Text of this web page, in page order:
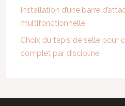
Installation d’une barre
multifonctionnelle
Choix du tapis de selle pour
complet par discipline